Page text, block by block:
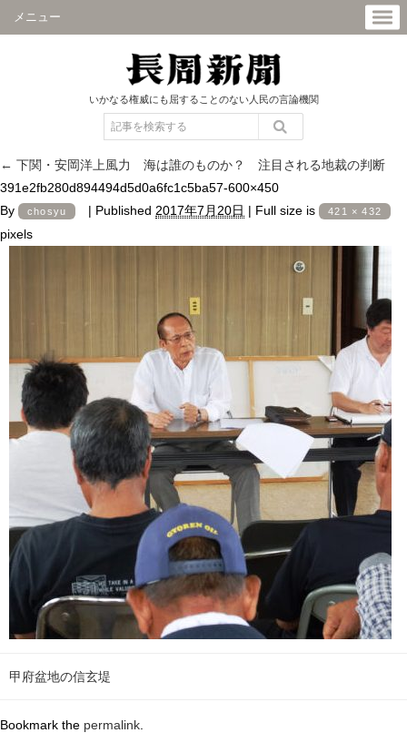
メニュー
いかなる権威にも屈することのない人民の言論機関
← 下関・安岡洋上風力 海は誰のものか？ 注目される地裁の判断
391e2fb280d894494d5d0a6fc1c5ba57-600×450
By
chosyu | Published 2017年7月20日 | Full size is 421 × 432
pixels
甲府盆地の信玄堤
Bookmark the permalink